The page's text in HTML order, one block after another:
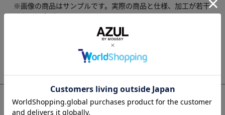
※画像の商品はサンプルです。実際の商品と仕様、加工が若干
異なる場合があります。
※画像の商品は光の照射や角度、お使いのモニター環境によ
り、実物と色味が異なる場合がございます。
※着用、お取り扱いの際は、アテンションタグをご確認くださ
もっと見る
アイテムサイズ